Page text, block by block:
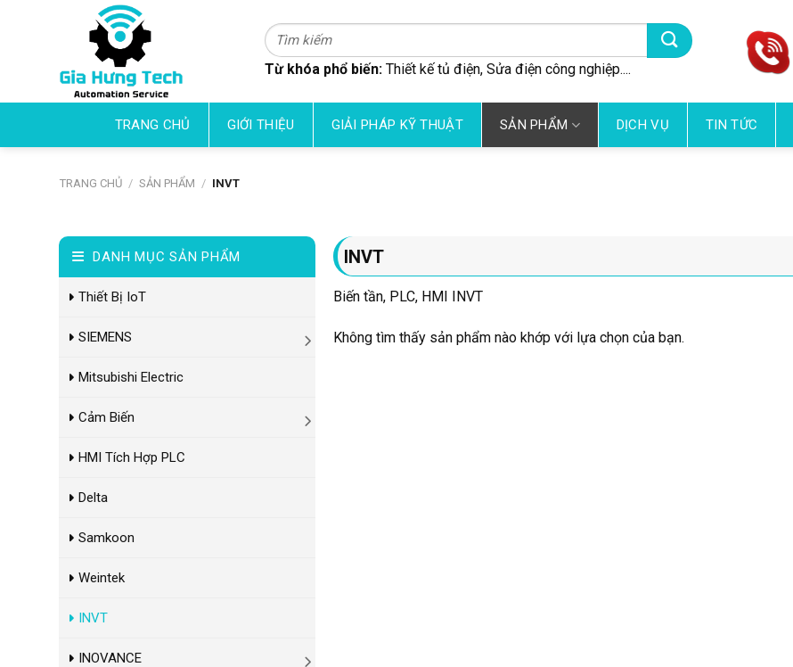
Tìm
kiếm:
Từ khóa phổ biến: Thiết kế tủ điện, Sửa điện công nghiệp....
TRANG CHỦ GIỚI THIỆU GIẢI PHÁP KỸ THUẬT SẢN PHẨM DỊCH VỤ TIN TỨC
TRANG CHỦ / SẢN PHẨM / INVT
DANH MỤC SẢN PHẨM
Thiết Bị IoT
SIEMENS
Mitsubishi Electric
Cảm Biến
HMI Tích Hợp PLC
Delta
Samkoon
Weintek
INVT
INOVANCE
INVT
Biến tần, PLC, HMI INVT
Không tìm thấy sản phẩm nào khớp với lựa chọn của bạn.